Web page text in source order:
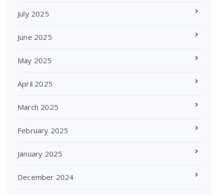
July 2025
June 2025
May 2025
April 2025
March 2025
February 2025
January 2025
December 2024